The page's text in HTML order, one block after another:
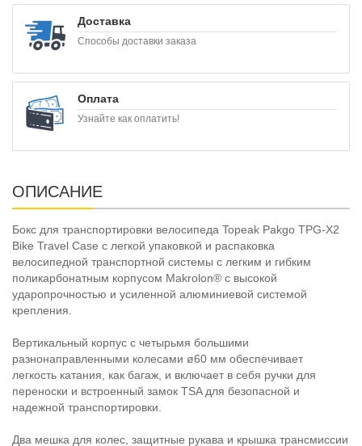
Доставка
Способы доставки заказа
Оплата
Узнайте как оплатить!
ОПИСАНИЕ
Бокс для транспортировки велосипеда Topeak Pakgo TPG-X2
Bike Travel Case с легкой упаковкой и распаковка
велосипедной транспортной системы с легким и гибким
поликарбонатным корпусом Makrolon® с высокой
ударопрочностью и усиленной алюминиевой системой
крепления.
Вертикальный корпус с четырьмя большими
разнонаправленными колесами ø60 мм обеспечивает
легкость катания, как багаж, и включает в себя ручки для
переноски и встроенный замок TSA для безопасной и
надежной транспортировки.
Два мешка для колес, защитные рукава и крышка трансмиссии